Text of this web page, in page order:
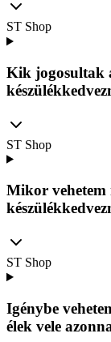
ST Shop
Kik jogosultak
ST Shop
Mikor vehetem
ST Shop
Igénybe
élek vele